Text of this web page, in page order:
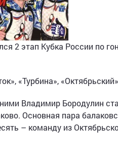
2 этап Кубка России по
«Турбина»,
Владимир Бородулин
Основная пара
– команду из